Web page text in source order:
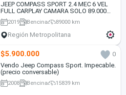
JEEP COMPASS SPORT 2.4 MEC 6 VEL
FULL CARPLAY CAMARA SOLO 89.000
KM VER EN LAS CONDES 2019
2019 Bencina 89000 km
Región Metropolitana
$5.900.000
0
Vendo Jeep Compass Sport. Impecable.
(precio conversable)
2008 Bencina 15839 km